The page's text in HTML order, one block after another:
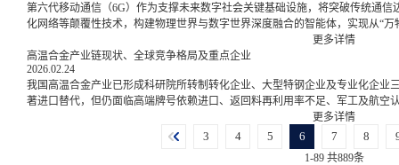
第六代移动通信（6G）作为支撑未来数字社会关键基础设施，将突破传统通
化网络等颠覆性技术，构建物理世界与数字世界深度融合的智能体，实现从“万
更多详情
高温合金产业链现状、全球竞争格局及重点企业
2026.02.24
我国高温合金产业已形成科研院所转制转化企业、大型特钢企业及专业化企业
著进口替代，但仍面临高端牌号依赖进口、返回料再利用率不足、军工及航空
更多详情
3 4 5 6 7 8
1-89 共889条